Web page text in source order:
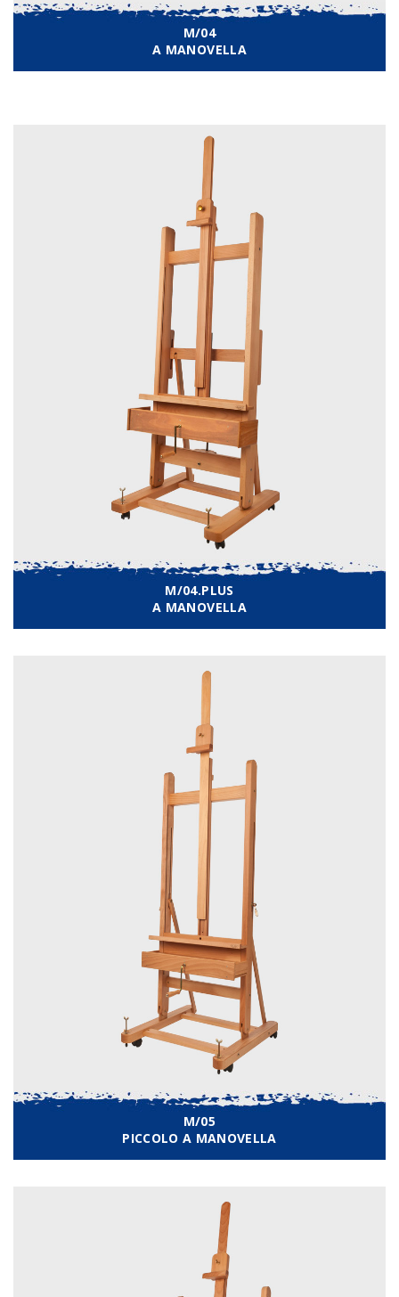
M/04
A MANOVELLA
M/04.PLUS
A MANOVELLA
M/05
PICCOLO A MANOVELLA